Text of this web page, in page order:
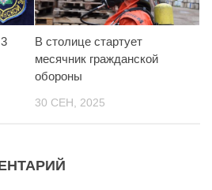
В столице стартует
месячник гражданской
обороны
30 СЕН, 2025